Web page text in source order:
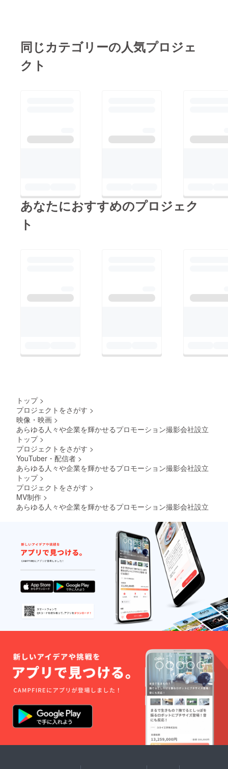
同じカテゴリーの人気プロジェ
クト
あなたにおすすめのプロジェク
ト
トップ >
プロジェクトをさがす >
映像・映画 >
あらゆる人々や企業を輝かせるプロモーション撮影会社設立
トップ >
プロジェクトをさがす >
YouTuber・配信者 >
あらゆる人々や企業を輝かせるプロモーション撮影会社設立
トップ >
プロジェクトをさがす >
MV制作 >
あらゆる人々や企業を輝かせるプロモーション撮影会社設立